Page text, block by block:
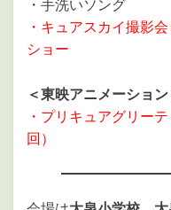
・手洗いソング
・キュアスカイ撮影
ショー
＜東映アニメーショ
・プリキュアグリー
回）